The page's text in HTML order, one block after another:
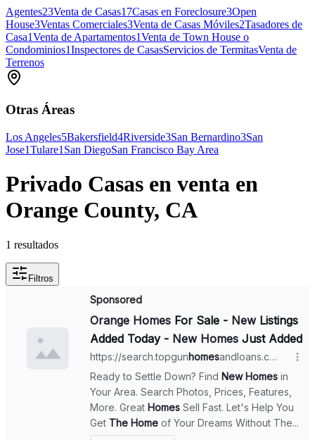
Agentes23Venta de Casas17Casas en Foreclosure3Open
House3Ventas Comerciales3Venta de Casas Móviles2Tasadores de
Casa1Venta de Apartamentos1Venta de Town House o
Condominios1Inspectores de CasasServicios de TermitasVenta de
Terrenos
Otras Áreas
Los Angeles5Bakersfield4Riverside3San Bernardino3San
Jose1Tulare1 San DiegoSan Francisco Bay Area
Privado Casas en venta en
Orange County, CA
1 resultados
Filtros